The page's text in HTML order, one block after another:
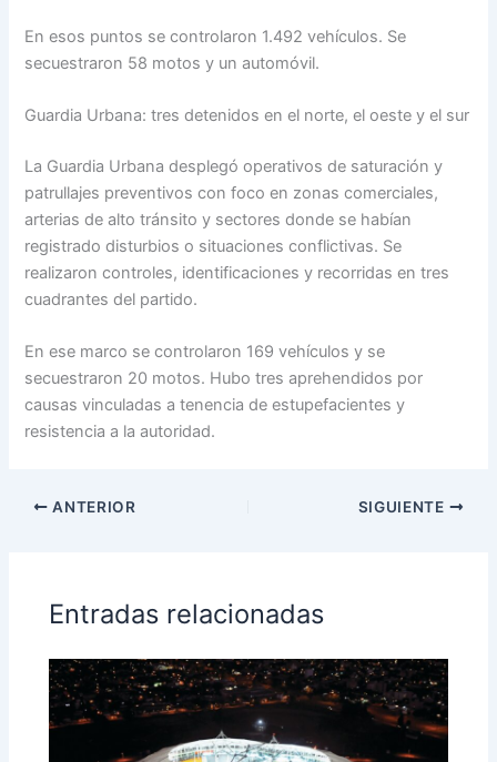
En esos puntos se controlaron 1.492 vehículos. Se
secuestraron 58 motos y un automóvil.
Guardia Urbana: tres detenidos en el norte, el oeste y el sur
La Guardia Urbana desplegó operativos de saturación y
patrullajes preventivos con foco en zonas comerciales,
arterias de alto tránsito y sectores donde se habían
registrado disturbios o situaciones conflictivas. Se
realizaron controles, identificaciones y recorridas en tres
cuadrantes del partido.
En ese marco se controlaron 169 vehículos y se
secuestraron 20 motos. Hubo tres aprehendidos por
causas vinculadas a tenencia de estupefacientes y
resistencia a la autoridad.
ANTERIOR SIGUIENTE
Entradas relacionadas